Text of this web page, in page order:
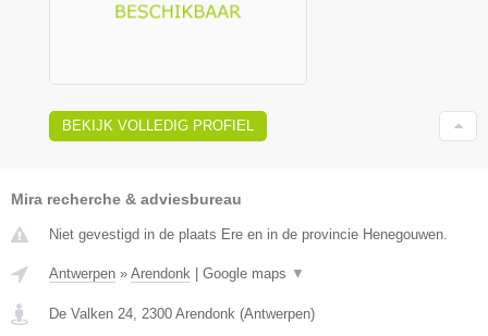
BEKIJK VOLLEDIG PROFIEL
Mira recherche & adviesbureau
Niet gevestigd in de plaats Ere en in de provincie Henegouwen.
Antwerpen » Arendonk Google maps ▼
De Valken 24 2300 Arendonk (Antwerpen)